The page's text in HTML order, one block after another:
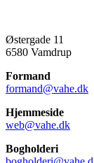
Østergade 11
6580 Vamdrup
Formand
formand@vahe.dk
Hjemmeside
web@vahe.dk
Bogholderi